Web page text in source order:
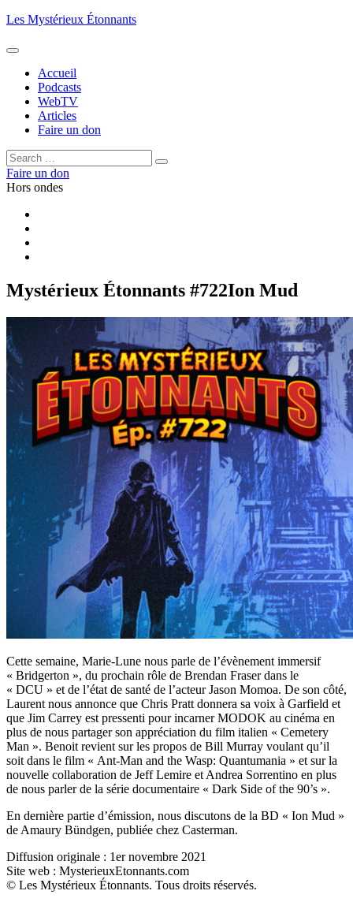
Aller
contenu
Les Mystérieux Étonnants
Accueil
Podcasts
WebTV
Articles
Faire un don
Rechercher :
Rechercher
Faire un don
Hors ondes
Mystérieux Étonnants #722Ion Mud
Cette semaine, Marie-Lune nous parle de l’évènement immersif
« Bridgerton », du prochain rôle de Brendan Fraser dans le
« DCU » et de l’état de santé de l’acteur Jason Momoa. De son côté,
Laurent nous annonce que Chris Pratt donnera sa voix à Garfield et
que Jim Carrey est pressenti pour incarner MODOK au cinéma en
plus de nous partager son appréciation du film italien « Cemetery
Man ». Benoit revient sur les propos de Bill Murray voulant qu’il
soit dans le film « Ant-Man and the Wasp: Quantumania » et sur la
nouvelle collaboration de Jeff Lemire et Andrea Sorrentino en plus
de nous parler de la série documentaire « Dark Side of the 90’s ».
En dernière partie d’émission, nous discutons de la BD « Ion Mud »
de Amaury Bündgen, publiée chez Casterman.
Diffusion originale : 1er novembre 2021
Site web : MysterieuxEtonnants.com
© Les Mystérieux Étonnants. Tous droits réservés.